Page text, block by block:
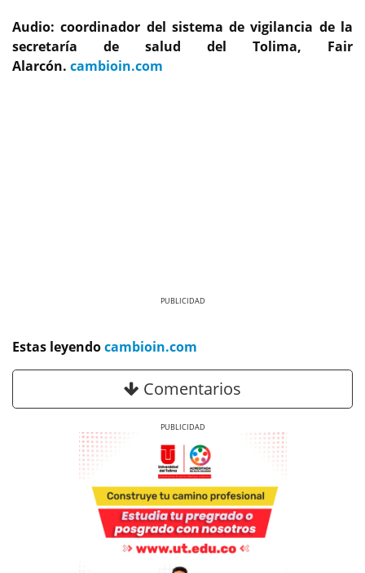
Audio: coordinador del sistema de vigilancia de la
secretaría de salud del Tolima, Fair
Alarcón. cambioin.com
Estas leyendocambioin.com
Comentarios